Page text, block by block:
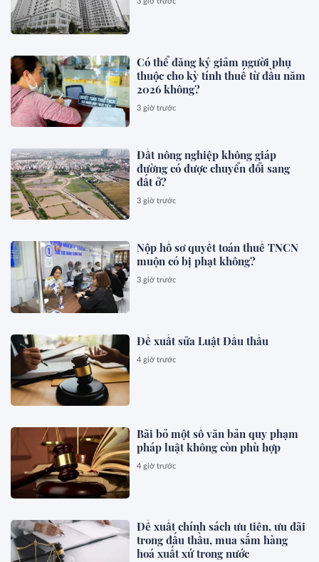
Có thể đăng ký giảm người phụ
thuộc cho kỳ tính thuế từ đầu năm
2026 không?
3 giờ trước
Đất nông nghiệp không giáp
đường có được chuyển đổi sang
đất ở?
3 giờ trước
Nộp hồ sơ quyết toán thuế TNCN
muộn có bị phạt không?
3 giờ trước
Đề xuất sửa Luật Đấu thầu
4 giờ trước
Bãi bỏ một số văn bản quy phạm
pháp luật không còn phù hợp
4 giờ trước
Đề xuất chính sách ưu tiên, ưu đãi
trong đấu thầu, mua sắm hàng
hoá xuất xứ trong nước